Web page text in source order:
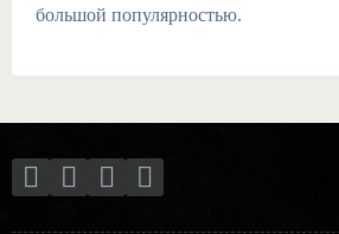
большой популярностью.